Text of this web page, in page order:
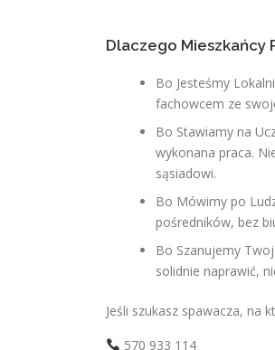
Dlaczego Mieszkańcy
Bo Jesteśmy
fachowcem ze
Bo Stawiamy na
wykonana praca.
sąsiadowi.
Bo Mówimy po
pośredników, bez
Bo Szanujemy
solidnie naprawić,
Jeśli szukasz spawacza, na
570 933 114